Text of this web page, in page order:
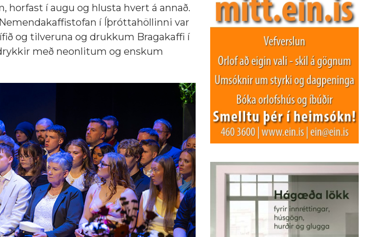
í augu og hlusta hvert á annað.
í Íþróttahöllinni var
og tilveruna og drukkum Bragakaffi í
með neonlitum og enskum